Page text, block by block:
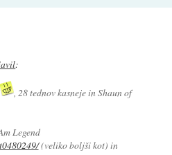
:
, 28 tednov kasneje in Shaun of
Legend
(veliko boljši kot) in